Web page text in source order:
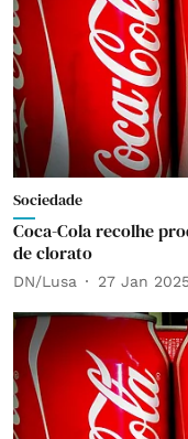
Sociedade
Coca-Cola recolhe
de clorato
DN/Lusa 27 Jan